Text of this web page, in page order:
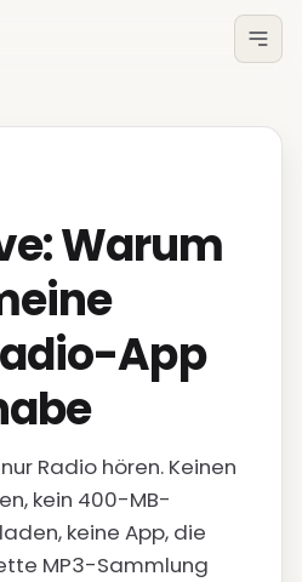
Warum
App
Radio hören. Keinen
kein 400-MB-
keine App, die
MP3-Sammlung